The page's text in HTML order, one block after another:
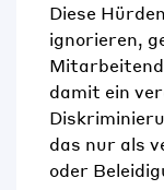
Diese
ignorieren,
damit ein
das nur als
oder